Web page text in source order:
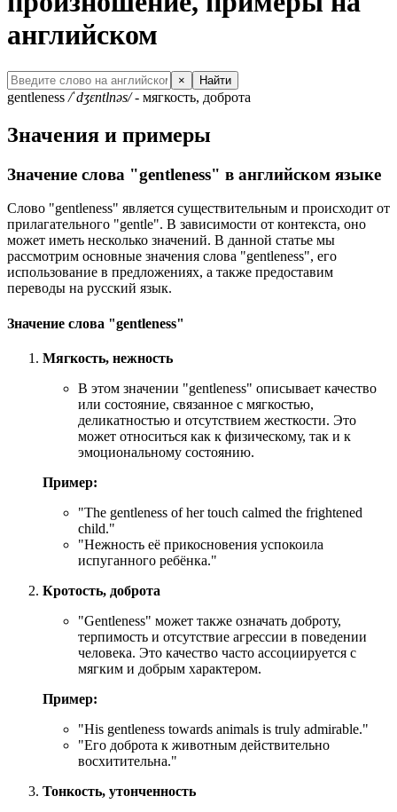
английском
× Найти
gentleness /ˈdʒɛntlnəs/- мягкость, доброта
Значения и примеры
Значение слова "gentleness" в английском языке
Слово "gentleness" является существительным и происходит от
прилагательного "gentle". В зависимости от контекста, оно
может иметь несколько значений. В данной статье мы
рассмотрим основные значения слова "gentleness", его
использование в предложениях, а также предоставим
переводы на русский язык.
Значение слова "gentleness"
Мягкость, нежность
В этом значении "gentleness" описывает качество
или состояние, связанное с мягкостью,
деликатностью и отсутствием жесткости. Это
может относиться как к физическому, так и к
эмоциональному состоянию.
Пример:
"The gentleness of her touch calmed the frightened
child."
"Нежность её прикосновения успокоила
испуганного ребёнка."
Кротость, доброта
"Gentleness" может также означать доброту,
терпимость и отсутствие агрессии в поведении
человека. Это качество часто ассоциируется с
мягким и добрым характером.
Пример:
"His gentleness towards animals is truly admirable."
"Его доброта к животным действительно
восхитительна."
Тонкость, утонченность